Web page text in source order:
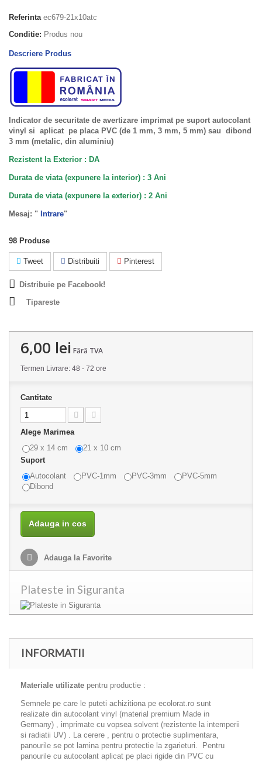
Referinta ec679-21x10atc
Conditie: Produs nou
Descriere Produs
Indicator de securitate de avertizare imprimat pe suport autocolant
vinyl si aplicat pe placa PVC (de 1 mm, 3 mm, 5 mm) sau dibond
3 mm (metalic, din aluminiu)
Rezistent la Exterior : DA
Durata de viata (expunere la interior) : 3 Ani
Durata de viata (expunere la exterior) : 2 Ani
Mesaj: " Intrare"
98 Produse
Tweet Distribuiti Pinterest
Distribuie pe Facebook!
Tipareste
6,00 lei Fără TVA
Termen Livrare: 48 - 72 ore
Cantitate
Alege Marimea
29 x 14 cm
21 x 10 cm
Suport
Autocolant
PVC-1mm PVC-3mm
PVC-5mm
Dibond
Adauga in cos
Adauga la Favorite
Plateste in Siguranta
INFORMATII
Materiale utilizate pentru productie :
Semnele pe care le puteti achizitiona pe ecolorat.ro sunt
realizate din autocolant vinyl (material premium Made in
Germany) , imprimate cu vopsea solvent (rezistente la intemperii
si radiatii UV) . La cerere , pentru o protectie suplimentara,
panourile se pot lamina pentru protectie la zgarieturi. Pentru
panourile cu autocolant aplicat pe placi rigide din PVC cu